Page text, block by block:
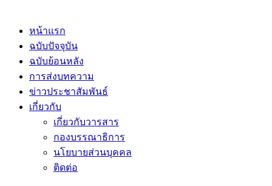
หน้าแรก
ฉบับปัจจุบัน
ฉบับย้อนหลัง
การส่งบทความ
ข่าวประชาสัมพันธ์
เกี่ยวกับ
เกี่ยวกับวารสาร
กองบรรณาธิการ
นโยบายส่วนบุคคล
ติดต่อ